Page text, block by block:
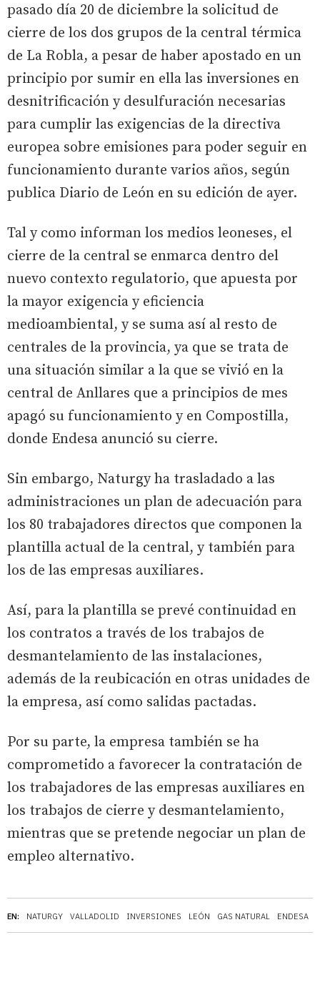
EN: NATURGY VALLADOLID INVERSIONES LEÓN GAS NATURAL ENDESA
pasado día 20 de diciembre la solicitud de
cierre de los dos grupos de la central térmica
de La Robla, a pesar de haber apostado en un
principio por sumir en ella las inversiones en
desnitrificación y desulfuración necesarias
para cumplir las exigencias de la directiva
europea sobre emisiones para poder seguir en
funcionamiento durante varios años, según
publica Diario de León en su edición de ayer.
Tal y como informan los medios leoneses, el
cierre de la central se enmarca dentro del
nuevo contexto regulatorio, que apuesta por
la mayor exigencia y eficiencia
medioambiental, y se suma así al resto de
centrales de la provincia, ya que se trata de
una situación similar a la que se vivió en la
central de Anllares que a principios de mes
apagó su funcionamiento y en Compostilla,
donde Endesa anunció su cierre.
Sin embargo, Naturgy ha trasladado a las
administraciones un plan de adecuación para
los 80 trabajadores directos que componen la
plantilla actual de la central, y también para
los de las empresas auxiliares.
Así, para la plantilla se prevé continuidad en
los contratos a través de los trabajos de
desmantelamiento de las instalaciones,
además de la reubicación en otras unidades de
la empresa, así como salidas pactadas.
Por su parte, la empresa también se ha
comprometido a favorecer la contratación de
los trabajadores de las empresas auxiliares en
los trabajos de cierre y desmantelamiento,
mientras que se pretende negociar un plan de
empleo alternativo.